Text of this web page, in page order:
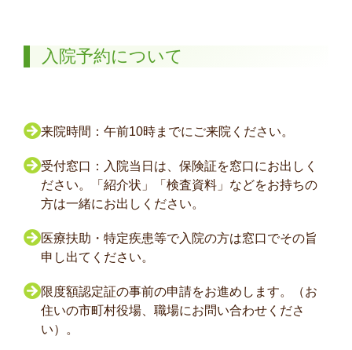
入院予約について
来院時間：午前10時までにご来院ください。
受付窓口：入院当日は、保険証を窓口にお出しく
ださい。「紹介状」「検査資料」などをお持ちの
方は一緒にお出しください。
医療扶助・特定疾患等で入院の方は窓口でその旨
申し出てください。
限度額認定証の事前の申請をお進めします。（お
住いの市町村役場、職場にお問い合わせくださ
い）。